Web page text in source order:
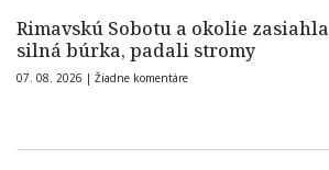
Rimavskú Sobotu a okolie zasiahla
silná búrka, padali stromy
07. 08. 2026 | Žiadne komentáre